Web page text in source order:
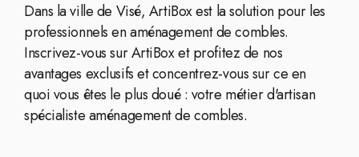
Dans la ville de Visé, ArtiBox est la solution pour les
professionnels en aménagement de combles.
Inscrivez-vous sur ArtiBox et profitez de nos
avantages exclusifs et concentrez-vous sur ce en
quoi vous êtes le plus doué : votre métier d'artisan
spécialiste aménagement de combles.